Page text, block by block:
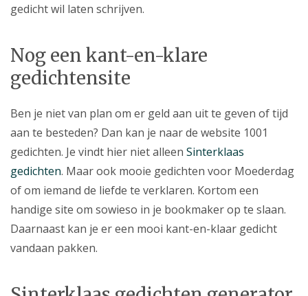
gedicht wil laten schrijven.
Nog een kant-en-klare
gedichtensite
Ben je niet van plan om er geld aan uit te geven of tijd
aan te besteden? Dan kan je naar de website 1001
gedichten. Je vindt hier niet alleen Sinterklaas
gedichten. Maar ook mooie gedichten voor Moederdag
of om iemand de liefde te verklaren. Kortom een
handige site om sowieso in je bookmaker op te slaan.
Daarnaast kan je er een mooi kant-en-klaar gedicht
vandaan pakken.